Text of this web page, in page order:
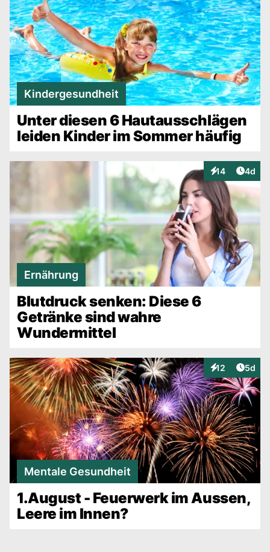
Kindergesundheit
Unter diesen 6 Hautausschlägen
leiden Kinder im Sommer häufig
14
Interaktionen
4d
Ernährung
Blutdruck senken: Diese 6
Getränke sind wahre
Wundermittel
12
Interaktionen
5d
Mentale Gesundheit
1.August - Feuerwerk im Aussen,
Leere im Innen?